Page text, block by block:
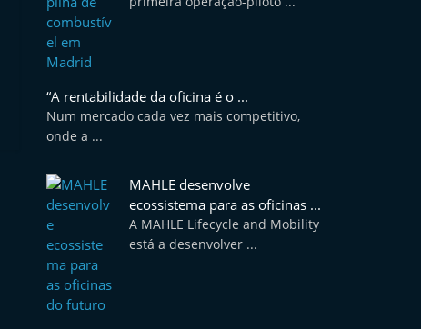
“A rentabilidade da oficina é o ...
Num mercado cada vez mais competitivo,
onde a ...
MAHLE desenvolve
ecossistema para as oficinas ...
A MAHLE Lifecycle and Mobility
está a desenvolver ...